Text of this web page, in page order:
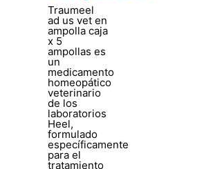
Traumeel
ad us vet en
ampolla caja
x 5
ampollas es
un
medicamento
homeopático
veterinario
de los
laboratorios
Heel,
formulado
específicamente
para el
tratamiento